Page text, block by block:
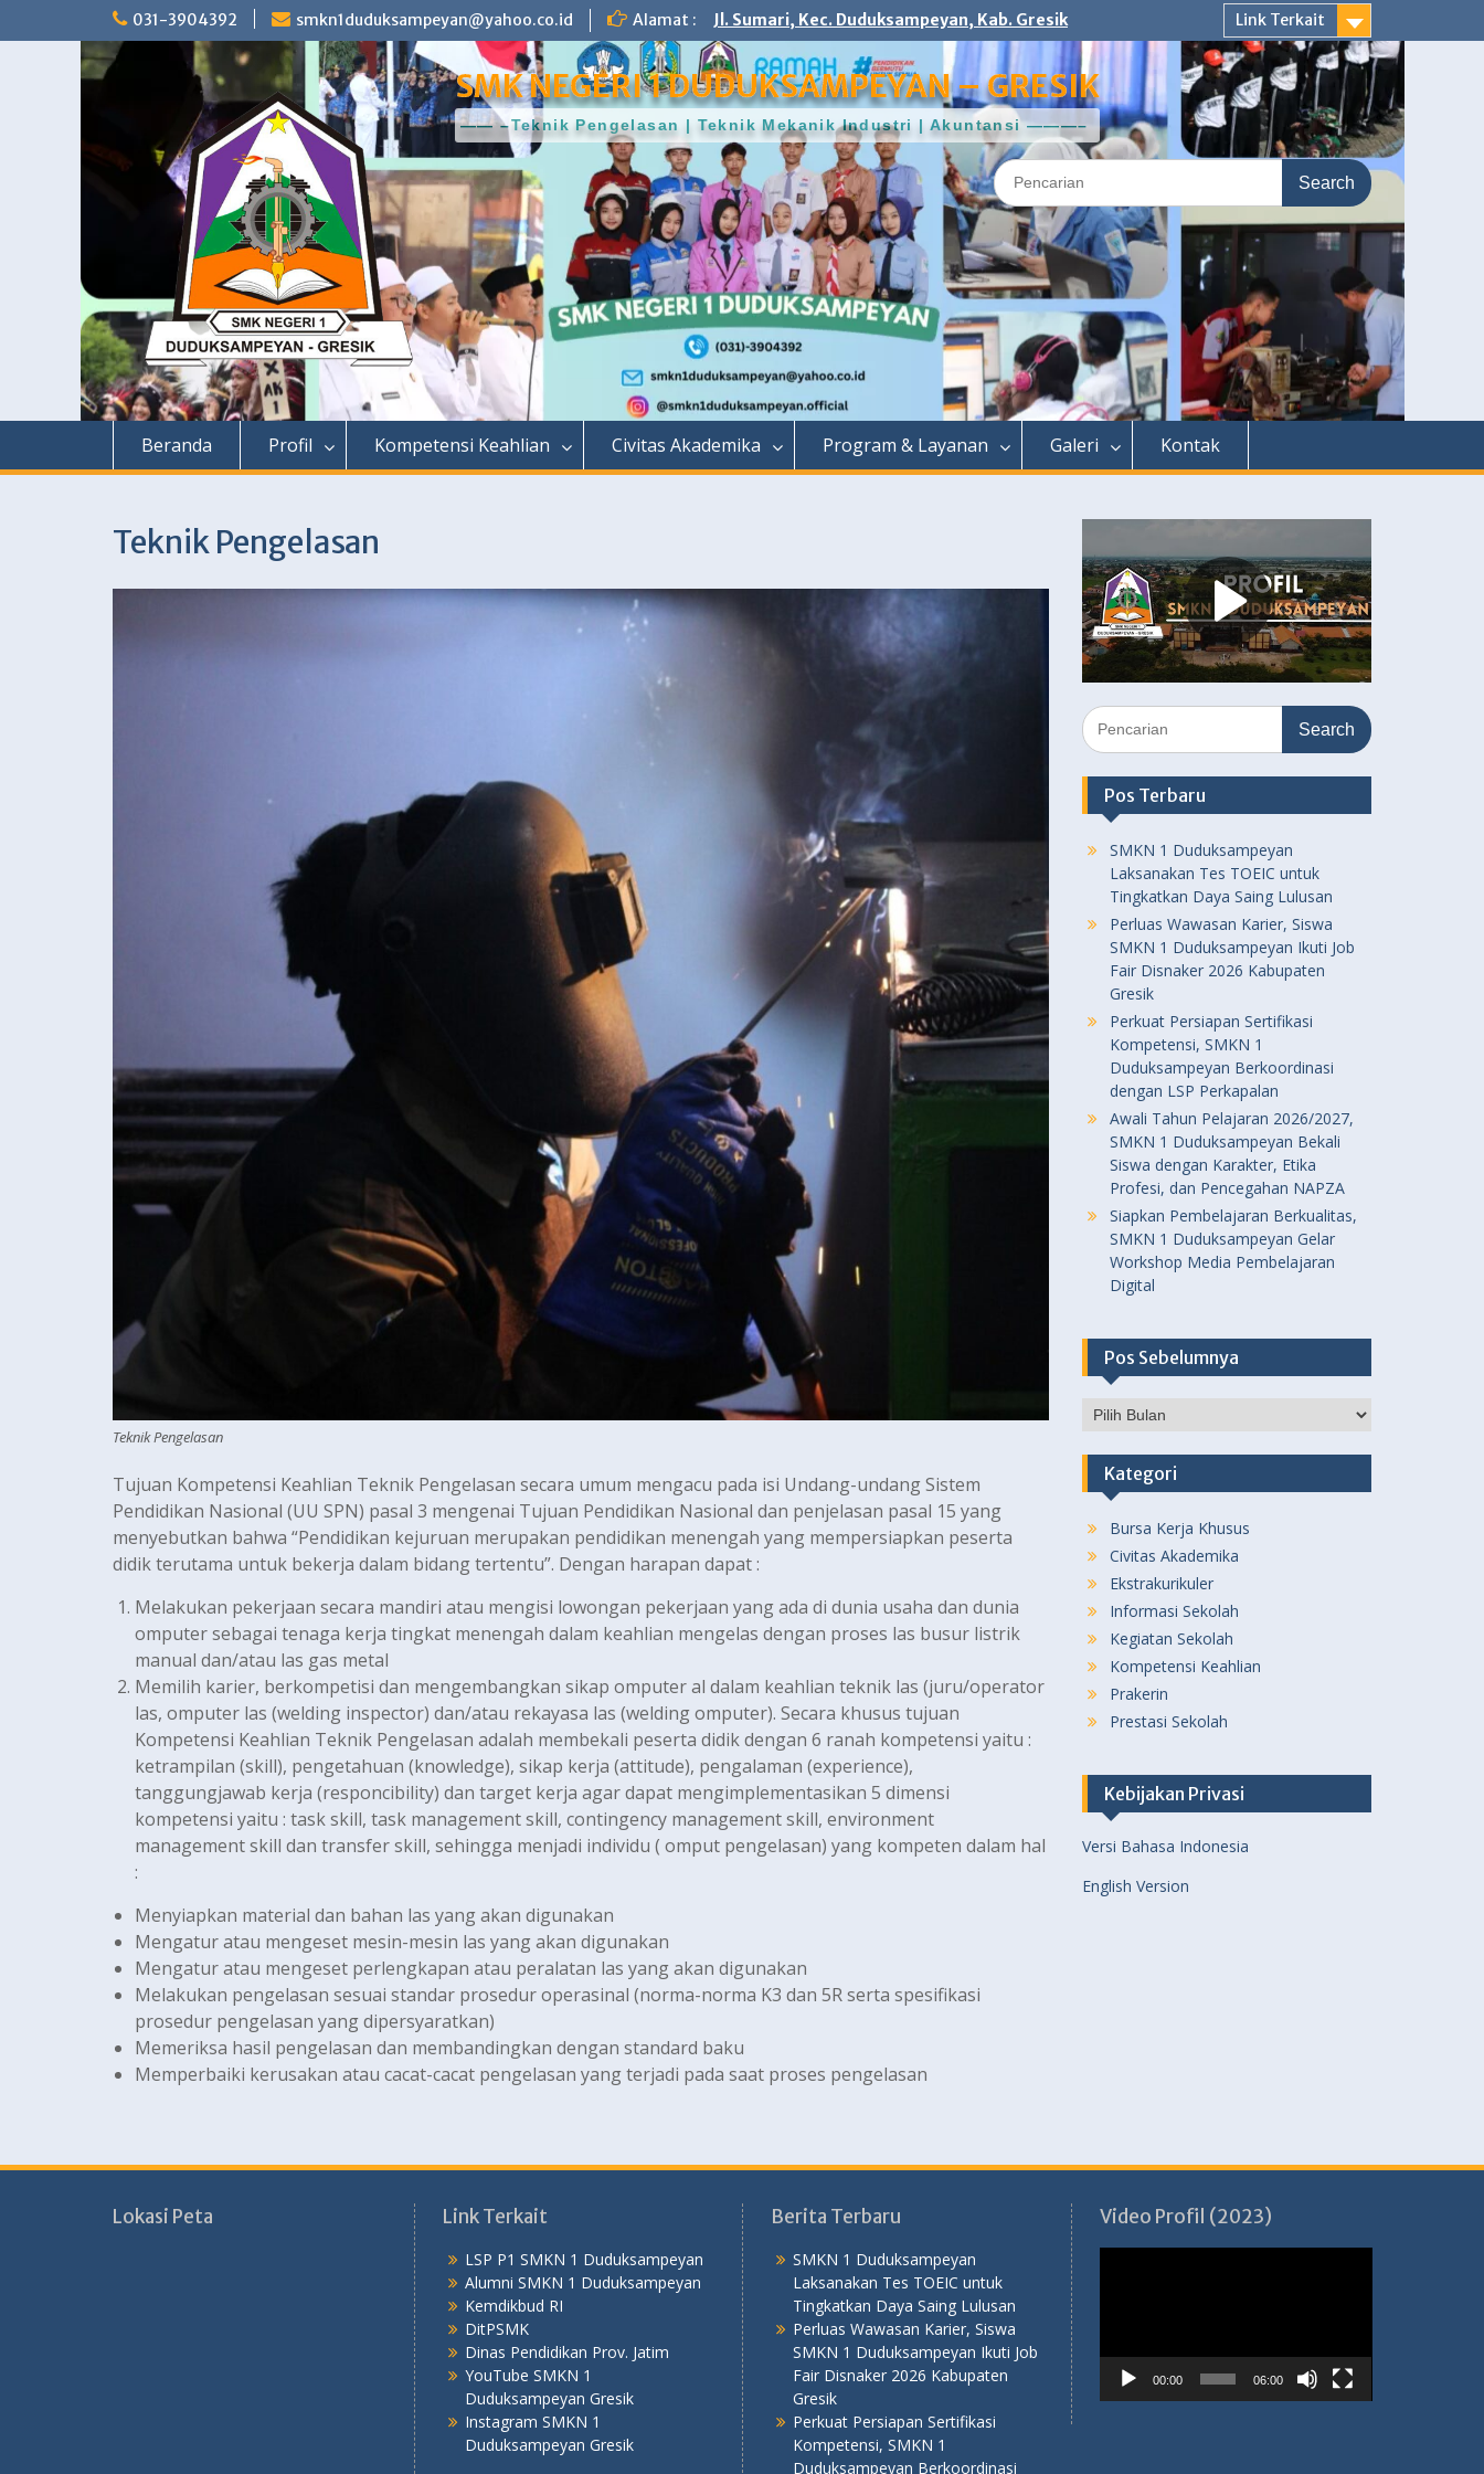
031-3904392 smkn1duduksampeyan@yahoo.co.id Alamat : Jl. Sumari, Kec. Duduksampeyan, Kab. Gresik Link Terkait
SMK NEGERI 1 DUDUKSAMPEYAN – GRESIK
—— –Teknik Pengelasan | Teknik Mekanik Industri | Akuntansi ———–
Search
for:
Beranda Profil Kompetensi Keahlian Civitas Akademika Program & Layanan Galeri Kontak
Teknik Pengelasan
Teknik Pengelasan
Tujuan Kompetensi Keahlian Teknik Pengelasan secara umum mengacu pada isi Undang-undang Sistem
Pendidikan Nasional (UU SPN) pasal 3 mengenai Tujuan Pendidikan Nasional dan penjelasan pasal 15 yang
menyebutkan bahwa “Pendidikan kejuruan merupakan pendidikan menengah yang mempersiapkan peserta
didik terutama untuk bekerja dalam bidang tertentu”. Dengan harapan dapat :
Melakukan pekerjaan secara mandiri atau mengisi lowongan pekerjaan yang ada di dunia usaha dan dunia
omputer sebagai tenaga kerja tingkat menengah dalam keahlian mengelas dengan proses las busur listrik
manual dan/atau las gas metal
Memilih karier, berkompetisi dan mengembangkan sikap omputer al dalam keahlian teknik las (juru/operator
las, omputer las (welding inspector) dan/atau rekayasa las (welding omputer). Secara khusus tujuan
Kompetensi Keahlian Teknik Pengelasan adalah membekali peserta didik dengan 6 ranah kompetensi yaitu :
ketrampilan (skill), pengetahuan (knowledge), sikap kerja (attitude), pengalaman (experience),
tanggungjawab kerja (responcibility) dan target kerja agar dapat mengimplementasikan 5 dimensi
kompetensi yaitu : task skill, task management skill, contingency management skill, environment
management skill dan transfer skill, sehingga menjadi individu ( omput pengelasan) yang kompeten dalam hal
:
Menyiapkan material dan bahan las yang akan digunakan
Mengatur atau mengeset mesin-mesin las yang akan digunakan
Mengatur atau mengeset perlengkapan atau peralatan las yang akan digunakan
Melakukan pengelasan sesuai standar prosedur operasinal (norma-norma K3 dan 5R serta spesifikasi
prosedur pengelasan yang dipersyaratkan)
Memeriksa hasil pengelasan dan membandingkan dengan standard baku
Memperbaiki kerusakan atau cacat-cacat pengelasan yang terjadi pada saat proses pengelasan
Search
for:
Pos Terbaru
SMKN 1 Duduksampeyan
Laksanakan Tes TOEIC untuk
Tingkatkan Daya Saing Lulusan
Perluas Wawasan Karier, Siswa
SMKN 1 Duduksampeyan Ikuti Job
Fair Disnaker 2026 Kabupaten
Gresik
Perkuat Persiapan Sertifikasi
Kompetensi, SMKN 1
Duduksampeyan Berkoordinasi
dengan LSP Perkapalan
Awali Tahun Pelajaran 2026/2027,
SMKN 1 Duduksampeyan Bekali
Siswa dengan Karakter, Etika
Profesi, dan Pencegahan NAPZA
Siapkan Pembelajaran Berkualitas,
SMKN 1 Duduksampeyan Gelar
Workshop Media Pembelajaran
Digital
Pos Sebelumnya
Pos
Kategori
Bursa Kerja Khusus
Civitas Akademika
Ekstrakurikuler
Informasi Sekolah
Kegiatan Sekolah
Kompetensi Keahlian
Prakerin
Prestasi Sekolah
Kebijakan Privasi
Versi Bahasa Indonesia
English Version
Lokasi Peta Link Terkait
LSP P1 SMKN 1 Duduksampeyan
Alumni SMKN 1 Duduksampeyan
Kemdikbud RI
DitPSMK
Dinas Pendidikan Prov. Jatim
YouTube SMKN 1
Duduksampeyan Gresik
Instagram SMKN 1
Duduksampeyan Gresik
Berita Terbaru
SMKN 1 Duduksampeyan
Laksanakan Tes TOEIC untuk
Tingkatkan Daya Saing Lulusan
Perluas Wawasan Karier, Siswa
SMKN 1 Duduksampeyan Ikuti Job
Fair Disnaker 2026 Kabupaten
Gresik
Perkuat Persiapan Sertifikasi
Kompetensi, SMKN 1
Duduksampeyan Berkoordinasi
Video Profil (2023)
00:00 06:00